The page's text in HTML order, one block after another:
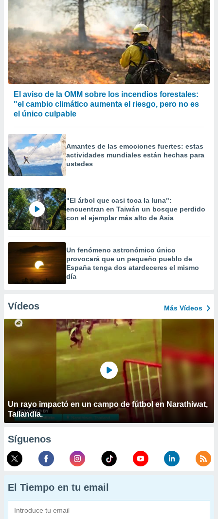
El aviso de la OMM sobre los incendios forestales:
"el cambio climático aumenta el riesgo, pero no es
el único culpable
Amantes de las emociones fuertes: estas
actividades mundiales están hechas para
ustedes
"El árbol que casi toca la luna":
encuentran en Taiwán un bosque perdido
con el ejemplar más alto de Asia
Un fenómeno astronómico único
provocará que un pequeño pueblo de
España tenga dos atardeceres el mismo
día
Vídeos Más Vídeos
Un rayo impactó en un campo de fútbol en Narathiwat,
Tailandia.
Síguenos
El Tiempo en tu email